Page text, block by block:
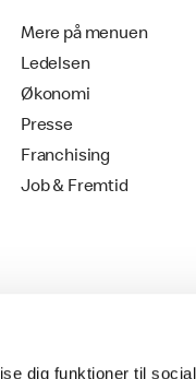
dig funktioner til
Mere på menuen
Ledelsen
Økonomi
Presse
Franchising
Job & Fremtid